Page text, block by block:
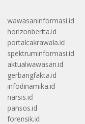
wawasaninformasi.id
horizonberita.id
portalcakrawala.id
spektruminformasi.id
aktualwawasan.id
gerbangfakta.id
infodinamika.id
narsis.id
pansos.id
forensik.id